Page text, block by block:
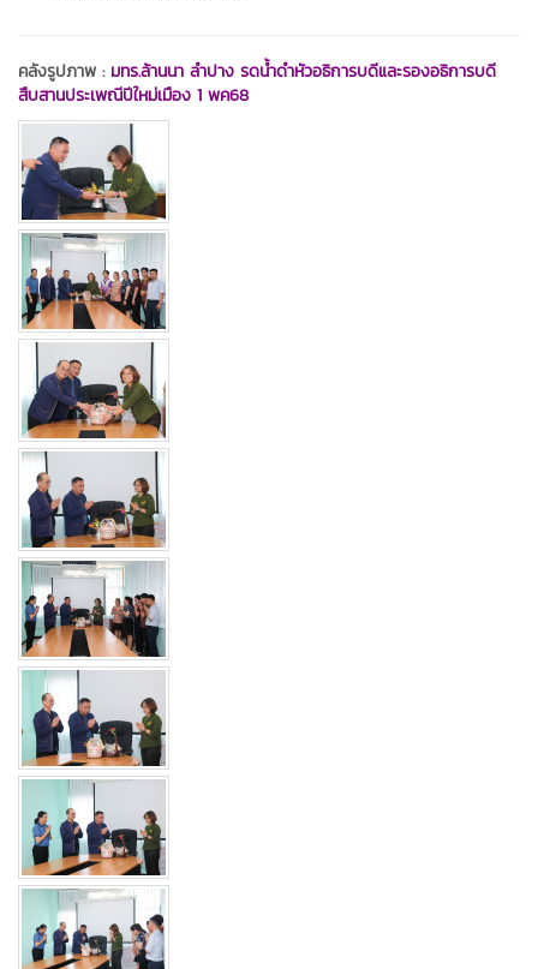
คลังรูปภาพ : มทร.ล้านนา ลำปาง รดน้ำดำหัวอธิการบดีและรองอธิการบดี
สืบสานประเพณีปีใหม่เมือง 1 พค68